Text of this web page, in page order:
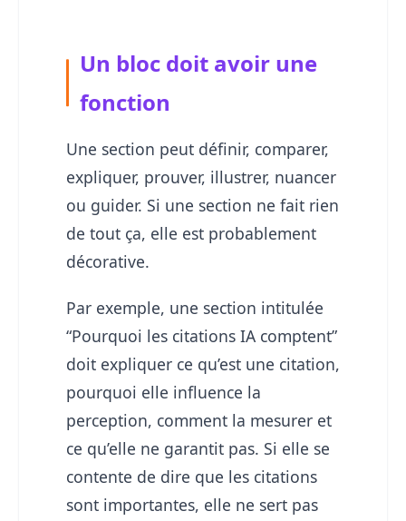
Un bloc doit avoir une
fonction
Une section peut définir, comparer,
expliquer, prouver, illustrer, nuancer
ou guider. Si une section ne fait rien
de tout ça, elle est probablement
décorative.
Par exemple, une section intitulée
“Pourquoi les citations IA comptent”
doit expliquer ce qu’est une citation,
pourquoi elle influence la
perception, comment la mesurer et
ce qu’elle ne garantit pas. Si elle se
contente de dire que les citations
sont importantes, elle ne sert pas